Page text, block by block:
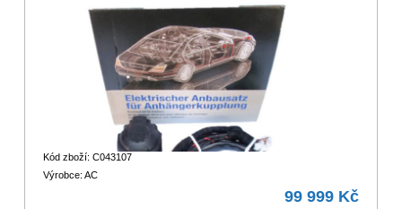
Kód zboží: C043107
Výrobce: AC
99 999 Kč